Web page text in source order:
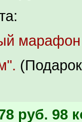
руб. 98